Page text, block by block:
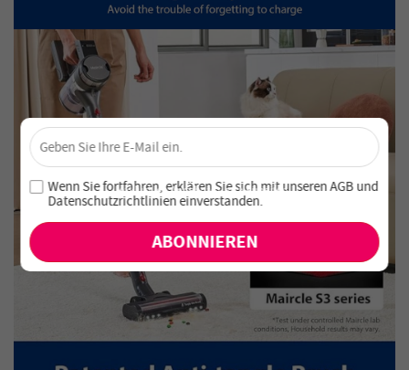
Sichere dir 4 % Rabatt – Jetzt abonnieren!
Melde dich für unseren Newsletter an und verpasse keine
exklusiven Angebote und Neuheiten!
×
Wenn Sie fortfahren, erklären Sie sich mit unserenAGBund
Datenschutzrichtlinien einverstanden.